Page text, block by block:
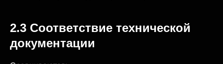
2.3 Соответствие технической
документации